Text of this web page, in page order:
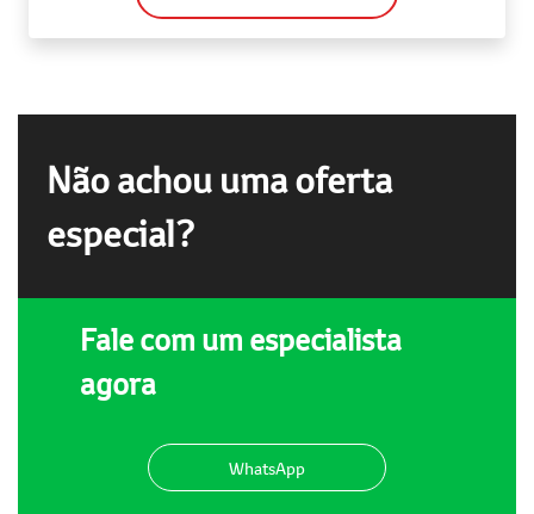
Não achou uma oferta
especial?
Fale com um especialista
agora
WhatsApp